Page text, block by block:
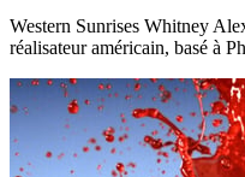
Western Sunrises Whitney
réalisateur américain, basé à